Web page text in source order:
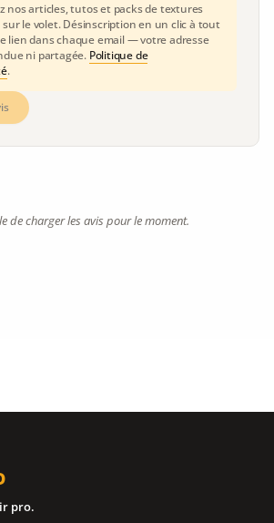
nos articles, tutos et packs de textures
le volet. Désinscription en un clic à tout
lien dans chaque email — votre adresse
ni partagée. Politique de
.
de charger les avis pour le moment.
pro.